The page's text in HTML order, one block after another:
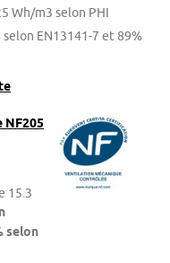
Wh/m3 selon PHI
EN13141-7 et 89%
15.3
selon